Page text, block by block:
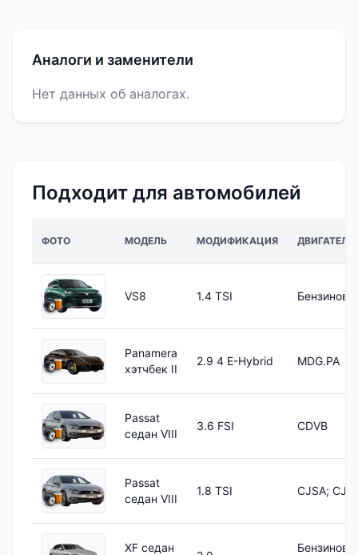
Аналоги и заменители
Нет данных об аналогах.
Подходит для автомобилей
ФОТО МОДЕЛЬ МОДИФИКАЦИЯ ДВИГАТЕЛЬ
VS8 1.4 TSI
Panamera
хэтчбек II
2.9 4 E-Hybrid MDG.PA
Passat
седан VIII
3.6 FSI CDVB
Passat
седан VIII
1.8 TSI CJSA;
XF седан